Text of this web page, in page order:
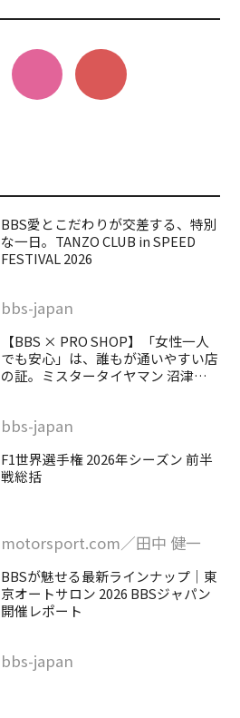
BBS愛とこだわりが交差する、特別
な一日。TANZO CLUB in SPEED
FESTIVAL 2026
bbs-japan
【BBS × PRO SHOP】「女性一人
でも安心」は、誰もが通いやすい店
の証。ミスタータイヤマン 沼津バ
bbs-japan
F1世界選手権 2026年シーズン 前半
戦総括
motorsport.com／田中 健一
BBSが魅せる最新ラインナップ｜東
京オートサロン 2026 BBSジャパン
開催レポート
bbs-japan